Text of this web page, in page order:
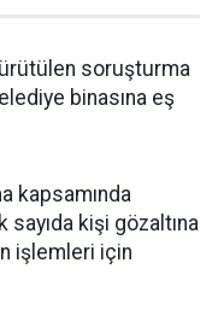
soruşturma
binasına eş
kapsamında
kişi gözaltına
işlemleri için